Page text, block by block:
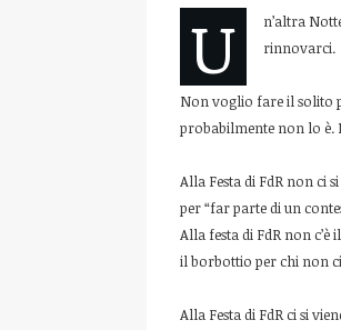
U
n’altra
rinnovarci.
Non voglio fare il solito
probabilmente non lo è.
Alla Festa di FdR non ci
per “far parte di un
Alla festa di FdR non
il borbottio per chi non
Alla Festa di FdR ci si